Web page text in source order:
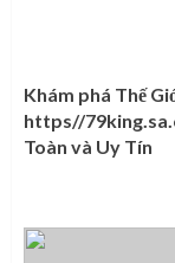
Khám phá Thế
https//
Toàn và Uy Tín